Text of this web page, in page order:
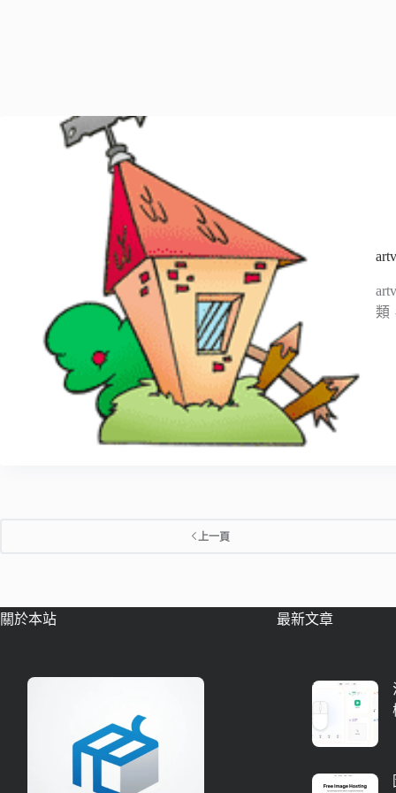
類
上一頁
關於本站 最新文章